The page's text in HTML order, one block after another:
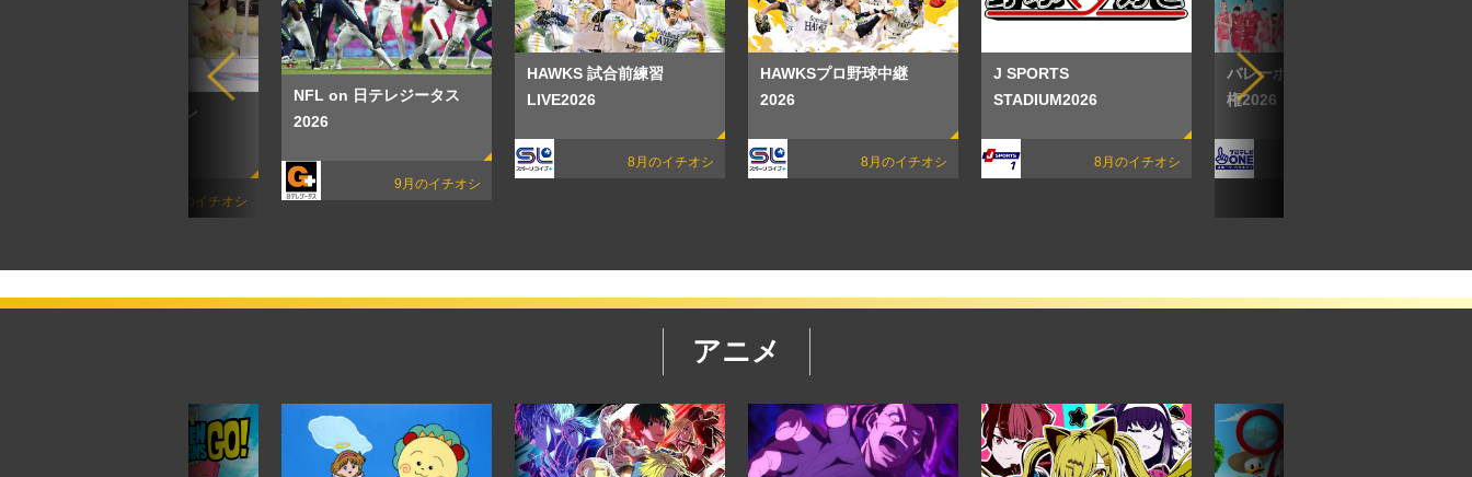
速報！バトル☆メン
8月のイチオシ
NFL on 日テレジータス
2026
9月のイチオシ
HAWKS 試合前練習
LIVE2026
8月のイチオシ
HAWKSプロ野球中継
2026
8月のイチオシ
J SPORTS
STADIUM2026
8月のイチオシ
バレーボール アジア選手
権2026
アニメ